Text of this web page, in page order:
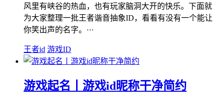
风里有峡谷的热血，也有玩家脑洞大开的快乐。下面就
为大家整理一批王者谐音抽象ID，看看有没有一个能让
你笑出声的名字。···
王者id 游戏ID
游戏起名丨游戏id昵称干净简约